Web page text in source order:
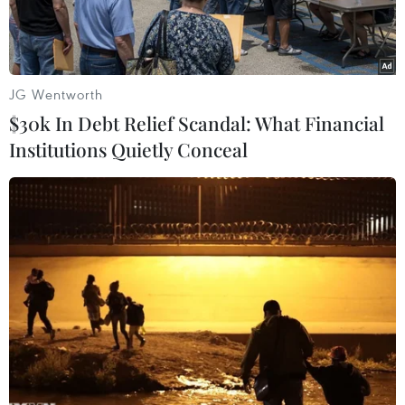
Dạy nghề đang đòi hỏi phải đổi mới để phù hợp với nhu cầu
của thị trường lao động. (Ảnh minh họa: TTXVN)
Đào tạo nghề chưa gắn với nhu cầu thị trường là
hạn chế lớn nhất của công tác dạy nghề hiện
JG Wentworth
$30k In Debt Relief Scandal: What Financial
Institutions Quietly Conceal